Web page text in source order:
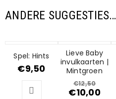
ANDERE SUGGESTIES…
Spel: Hints
€9,50
AANBIEDING
Lieve Baby
invulkaarten |
Mintgroen
€12,50
€10,00